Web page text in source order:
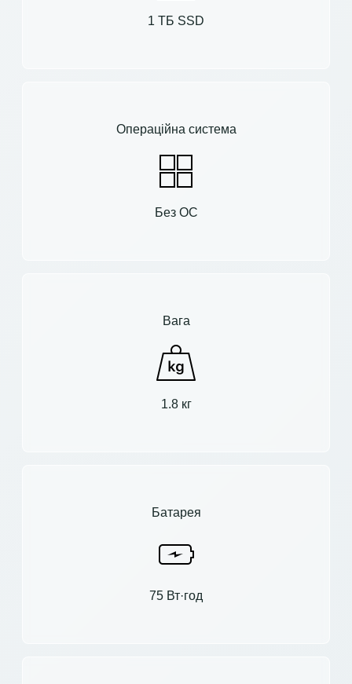
1 ТБ SSD
Операційна система
Без ОС
Вага
1.8 кг
Батарея
75 Вт·год